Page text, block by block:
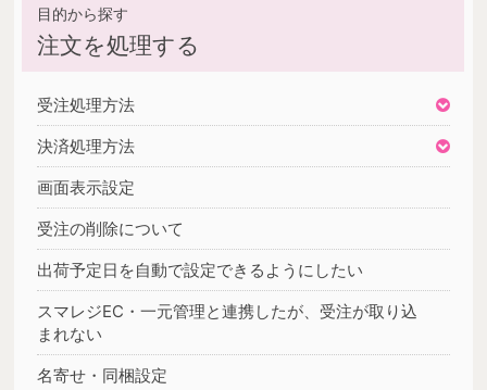
注文を処理する
受注処理方法
決済処理方法
画面表示設定
受注の削除について
出荷予定日を自動で設定できるようにしたい
スマレジEC・一元管理と連携したが、受注が取り込
まれない
名寄せ・同梱設定